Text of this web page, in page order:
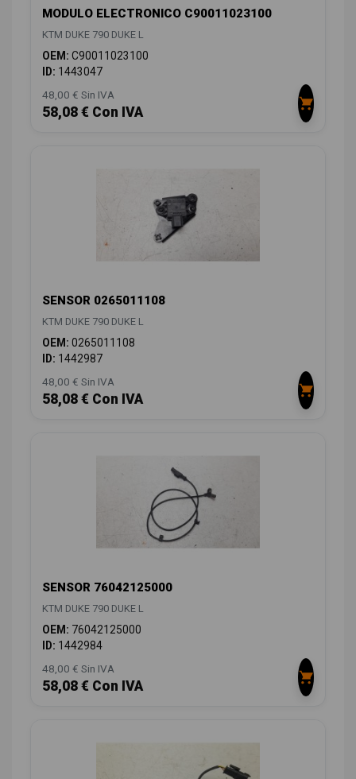
MODULO ELECTRONICO C90011023100
KTM DUKE 790 DUKE L
OEM: C90011023100
ID: 1443047
48,00 € Sin IVA
58,08 € Con IVA
SENSOR 0265011108
KTM DUKE 790 DUKE L
OEM: 0265011108
ID: 1442987
48,00 € Sin IVA
58,08 € Con IVA
SENSOR 76042125000
KTM DUKE 790 DUKE L
OEM: 76042125000
ID: 1442984
48,00 € Sin IVA
58,08 € Con IVA